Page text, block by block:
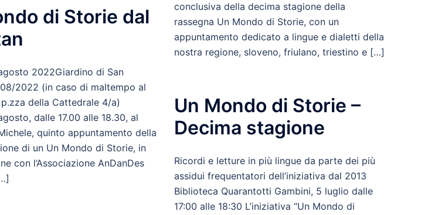
conclusiva della decima stagione della
rassegna Un Mondo di Storie, con un
appuntamento dedicato a lingue e dialetti della
nostra regione, sloveno, friulano, triestino e […]
di Storie dal
2022Giardino di San
2022 (in caso di maltempo al
della Cattedrale 4/a)
dalle 17.00 alle 18.30, al
quinto appuntamento della
di un Un Mondo di Storie, in
con l’Associazione AnDanDes
Un Mondo di Storie –
Decima stagione
Ricordi e letture in più lingue da parte dei più
assidui frequentatori dell’iniziativa dal 2013
Biblioteca Quarantotti Gambini, 5 luglio dalle
17:00 alle 18:30 L’iniziativa “Un Mondo di